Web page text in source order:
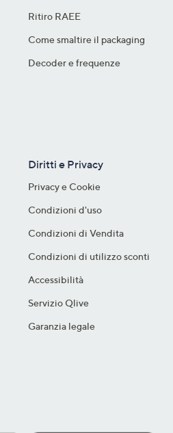
Ritiro RAEE
Come smaltire il packaging​
Decoder e frequenze​
Diritti e Privacy
Privacy e Cookie
Condizioni d'uso
Condizioni di Vendita
Condizioni di utilizzo sconti
Accessibilità
Servizio Qlive
Garanzia legale